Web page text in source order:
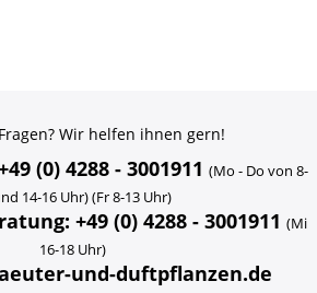
Wir helfen ihnen gern!
(0) 4288 - 3001911 (Mo - Do von 8-
14-16 Uhr) (Fr 8-13 Uhr)
+49 (0) 4288 - 3001911 (Mi
16-18 Uhr)
und-duftpflanzen.de